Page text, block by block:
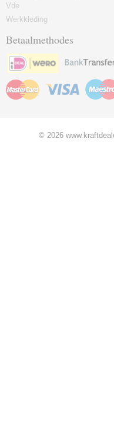
Vde
Werkkleding
Betaalmethodes
© 2026